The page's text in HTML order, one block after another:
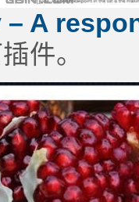
A
件。